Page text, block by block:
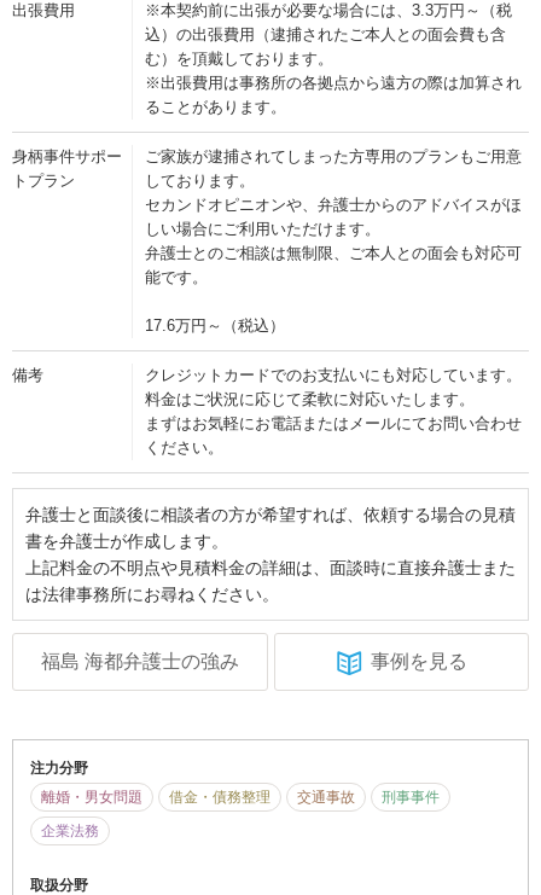
出張費用
※本契約前に出張が必要な場合には、3.3万円～（税
込）の出張費用（逮捕されたご本人との面会費も含
む）を頂戴しております。
※出張費用は事務所の各拠点から遠方の際は加算され
ることがあります。
身柄事件サポー
トプラン
ご家族が逮捕されてしまった方専用のプランもご用意
しております。
セカンドオピニオンや、弁護士からのアドバイスがほ
しい場合にご利用いただけます。
弁護士とのご相談は無制限、ご本人との面会も対応可
能です。
17.6万円～（税込）
備考
クレジットカードでのお支払いにも対応しています。
料金はご状況に応じて柔軟に対応いたします。
まずはお気軽にお電話またはメールにてお問い合わせ
ください。
弁護士と面談後に相談者の方が希望すれば、依頼する場合の見積
書を弁護士が作成します。
上記料金の不明点や見積料金の詳細は、面談時に直接弁護士また
は法律事務所にお尋ねください。
福島 海都弁護士の強み 事例を見る
注力分野
離婚・男女問題
借金・債務整理 交通事故
刑事事件
企業法務
取扱分野